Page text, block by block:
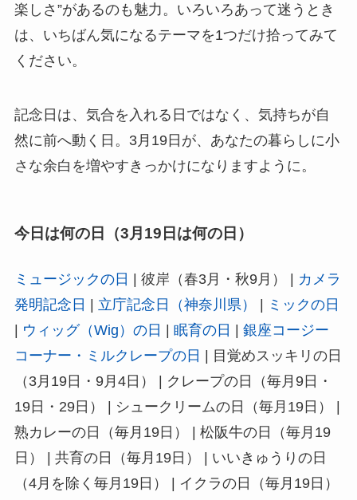
楽しさ”があるのも魅力。いろいろあって迷うとき
は、いちばん気になるテーマを1つだけ拾ってみて
ください。
記念日は、気合を入れる日ではなく、気持ちが自
然に前へ動く日。3月19日が、あなたの暮らしに小
さな余白を増やすきっかけになりますように。
今日は何の日（3月19日は何の日）
ミュージックの日 | 彼岸（春3月・秋9月） |
カメラ
発明記念日
立庁記念日（神奈川県）
ミックの日
ウィッグ（Wig）の日 眠育の日
銀座コージー
コーナー・ミルクレープの日
| 目覚めスッキリの日
（3月19日・9月4日） | クレープの日（毎月9日・
19日・29日） | シュークリームの日（毎月19日） |
熟カレーの日（毎月19日） | 松阪牛の日（毎月19
日） | 共育の日（毎月19日） | いいきゅうりの日
（4月を除く毎月19日） | イクラの日（毎月19日）